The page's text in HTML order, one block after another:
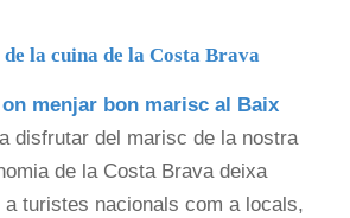
la cuina de la Costa Brava
menjar bon marisc al Baix
disfrutar del marisc de la nostra
de la Costa Brava deixa
a turistes nacionals com a locals,